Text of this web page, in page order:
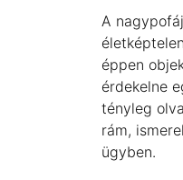
A
éppen
érdekelne
tényleg
rám,
ügyben.